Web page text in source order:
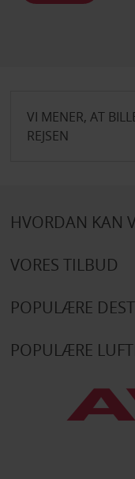
VI MENER, AT
REJSEN
HVORDAN KAN
VORES TILBUD
POPULÆRE
POPULÆRE